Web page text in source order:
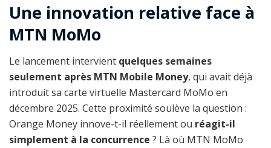
Une innovation relative face à
MTN MoMo
Le lancement intervient quelques semaines
seulement après MTN Mobile Money, qui avait déjà
introduit sa carte virtuelle Mastercard MoMo en
décembre 2025. Cette proximité soulève la question :
Orange Money innove-t-il réellement ou réagit-il
simplement à la concurrence ? Là où MTN MoMo